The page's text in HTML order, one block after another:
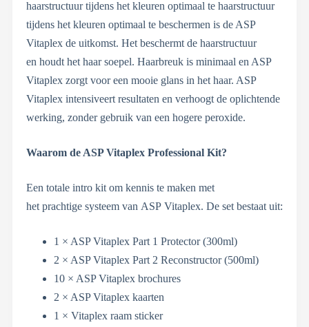
haarstructuur tijdens het kleuren optimaal te haarstructuur
tijdens het kleuren optimaal te beschermen is de ASP
Vitaplex de uitkomst. Het beschermt de haarstructuur
en houdt het haar soepel. Haarbreuk is minimaal en ASP
Vitaplex zorgt voor een mooie glans in het haar. ASP
Vitaplex intensiveert resultaten en verhoogt de oplichtende
werking, zonder gebruik van een hogere peroxide.
Waarom de ASP Vitaplex Professional Kit?
Een totale intro kit om kennis te maken met
het prachtige systeem van ASP Vitaplex. De set bestaat uit:
1 × ASP Vitaplex Part 1 Protector (300ml)
2 × ASP Vitaplex Part 2 Reconstructor (500ml)
10 × ASP Vitaplex brochures
2 × ASP Vitaplex kaarten
1 × Vitaplex raam sticker